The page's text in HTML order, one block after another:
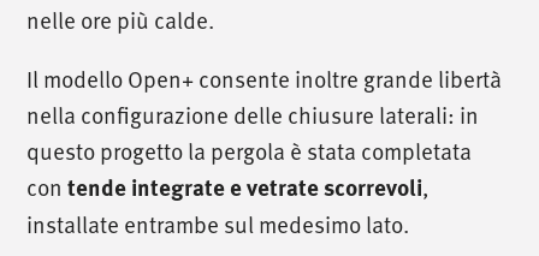
nelle ore più calde.
Il modello Open+ consente inoltre grande libertà
nella configurazione delle chiusure laterali: in
questo progetto la pergola è stata completata
contende integrate e vetrate scorrevoli,
installate entrambe sul medesimo lato.